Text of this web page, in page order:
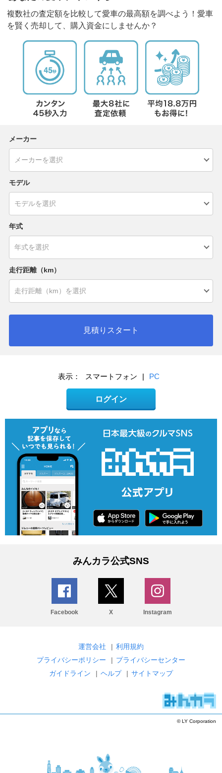
複数社の査定額を比較して愛車の最高額を調べよう！愛車
を賢く売却して、購入資金にしませんか？
メーカー
モデル
年式
走行距離（km）
見積りスタート
表示： スマートフォン | PC
ログイン
みんカラ公式SNS
Facebook X Instagram
運営会社 | 利用規約
プライバシーポリシー
| プライバシーセンター
ガイドライン
| ヘルプ | サイトマップ
© LY Corporation